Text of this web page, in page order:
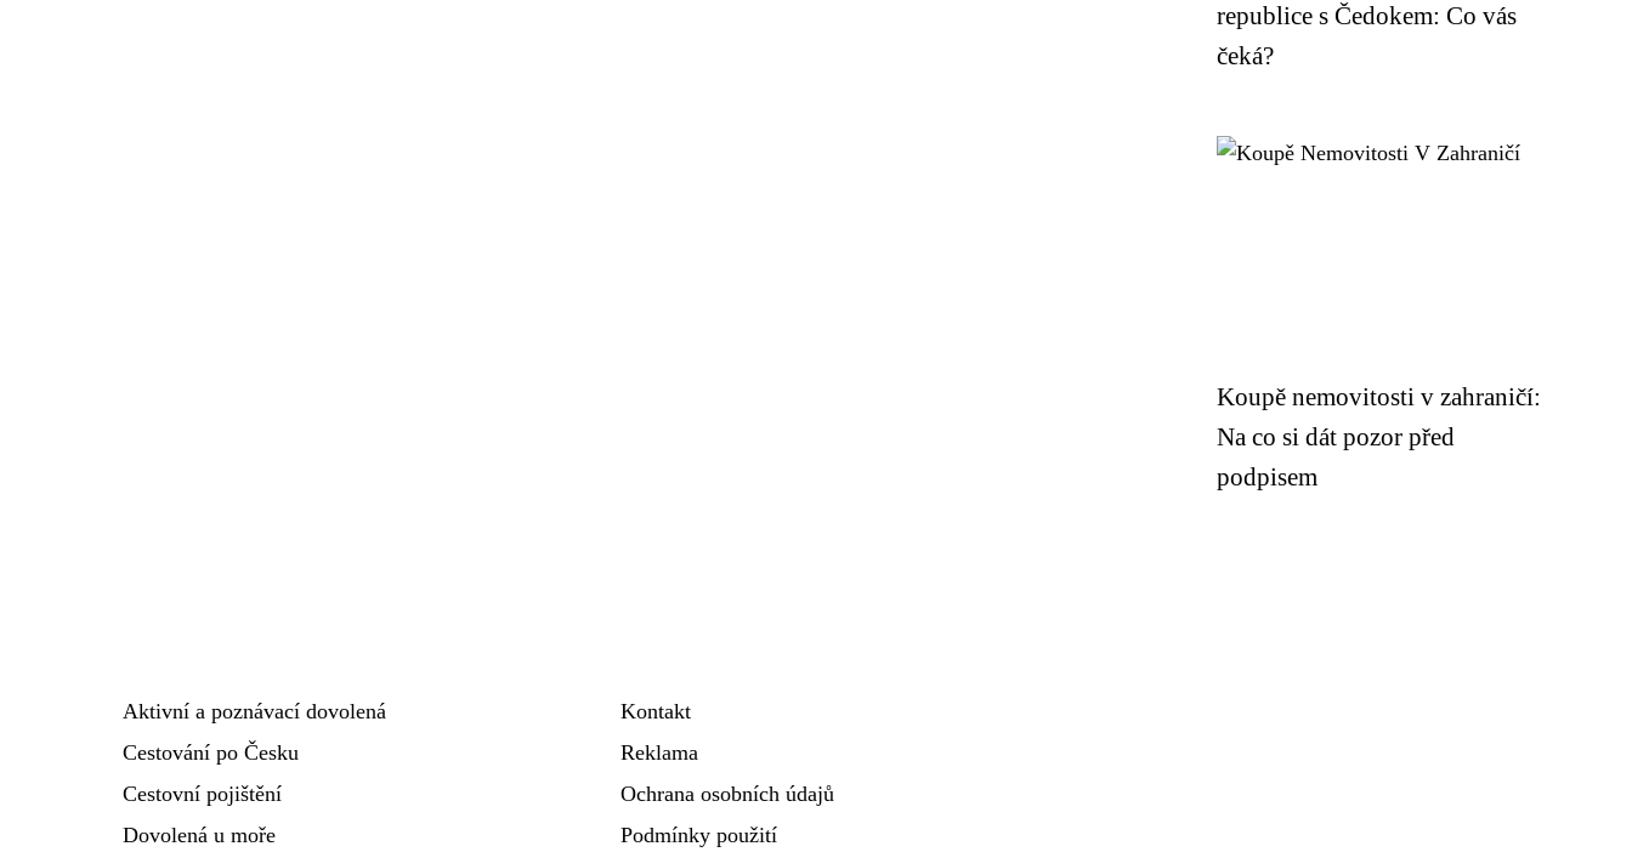
republice s Čedokem: Co vás
čeká?
Koupě nemovitosti v zahraničí:
Na co si dát pozor před
podpisem
Aktivní a poznávací dovolená
Cestování po Česku
Cestovní pojištění
Dovolená u moře
Kontakt
Reklama
Ochrana osobních údajů
Podmínky použití